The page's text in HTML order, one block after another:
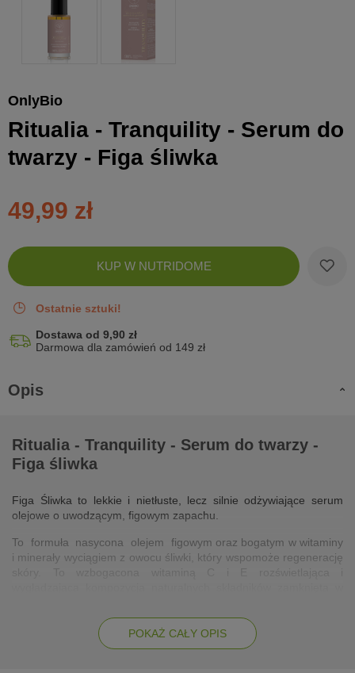
OnlyBio
Ritualia - Tranquility - Serum do
twarzy - Figa śliwka
49,99 zł
Zobacz
koszyk
KUP W NUTRIDOME
Ostatnie sztuki!
Dostawa od 9,90 zł
Darmowa dla zamówień od 149 zł
Opis
Ritualia - Tranquility - Serum do twarzy -
Figa śliwka
Figa Śliwka to lekkie i nietłuste, lecz silnie odżywiające serum
olejowe o uwodzącym, figowym zapachu.
To formuła nasycona olejem figowym oraz bogatym w witaminy
i minerały wyciągiem z owocu śliwki, który wspomoże regenerację
POKAŻ CAŁY OPIS